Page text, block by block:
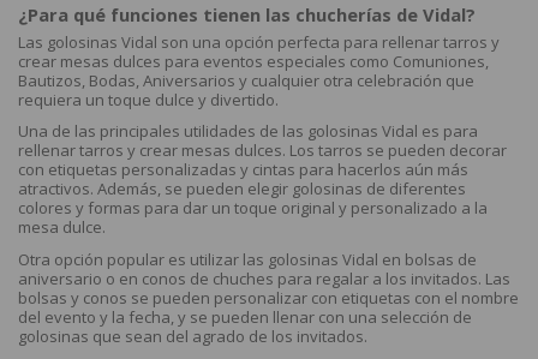
¿Para qué funciones tienen las chucherías de Vidal?
Las golosinas Vidal son una opción perfecta para rellenar tarros y
crear mesas dulces para eventos especiales como Comuniones,
Bautizos, Bodas, Aniversarios y cualquier otra celebración que
requiera un toque dulce y divertido.
Una de las principales utilidades de las golosinas Vidal es para
rellenar tarros y crear mesas dulces. Los tarros se pueden decorar
con etiquetas personalizadas y cintas para hacerlos aún más
atractivos. Además, se pueden elegir golosinas de diferentes
colores y formas para dar un toque original y personalizado a la
mesa dulce.
Otra opción popular es utilizar las golosinas Vidal en bolsas de
aniversario o en conos de chuches para regalar a los invitados. Las
bolsas y conos se pueden personalizar con etiquetas con el nombre
del evento y la fecha, y se pueden llenar con una selección de
golosinas que sean del agrado de los invitados.